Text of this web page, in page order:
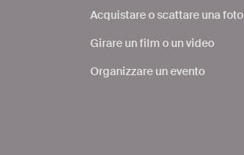
Acquistare o scattare una foto
Girare un film o un video
Organizzare un evento